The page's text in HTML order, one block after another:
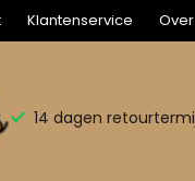
Klantenservice
14 dagen